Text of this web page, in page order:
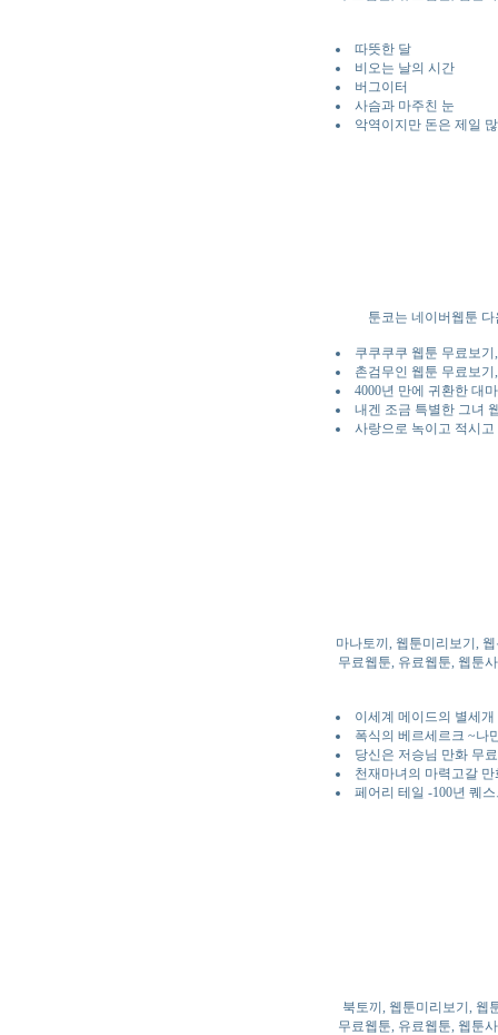
따뜻한 달
비오는 날의 시간
버그이터
사슴과 마주친 눈
악역이지만 돈은 제일
툰코는 네이버웹툰
쿠쿠쿠쿠 웹툰 무료보
촌검무인 웹툰 무료보
4000년 만에 귀환한 대
내겐 조금 특별한 그녀
사랑으로 녹이고 적시
마나토끼, 웹툰미리보기,
무료웹툰, 유료웹툰, 웹툰
이세계 메이드의 별세
폭식의 베르세르크 ~나
당신은 저승님 만화 무
천재마녀의 마력고갈
페어리 테일 -100년 퀘
북토끼, 웹툰미리보기, 웹
무료웹툰, 유료웹툰, 웹툰